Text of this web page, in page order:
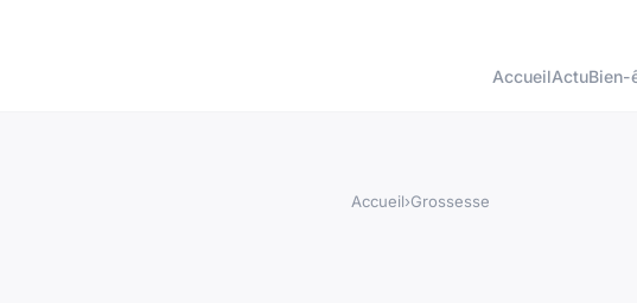
AccueilActuBien-
Accueil›Grossesse